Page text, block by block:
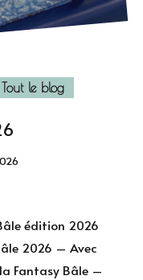
Tout le blog
édition 2026
2026 – Avec
Fantasy Bâle –